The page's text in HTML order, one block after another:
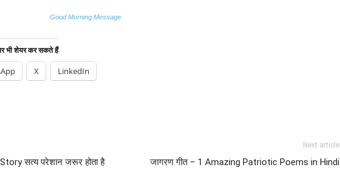
Good Morning Message
भी शेयर कर सकते हैं
X LinkedIn
सत्य परेशान जरूर होता है
Next article
जागरण गीत – 1 Amazing Patriotic Poems in Hindi